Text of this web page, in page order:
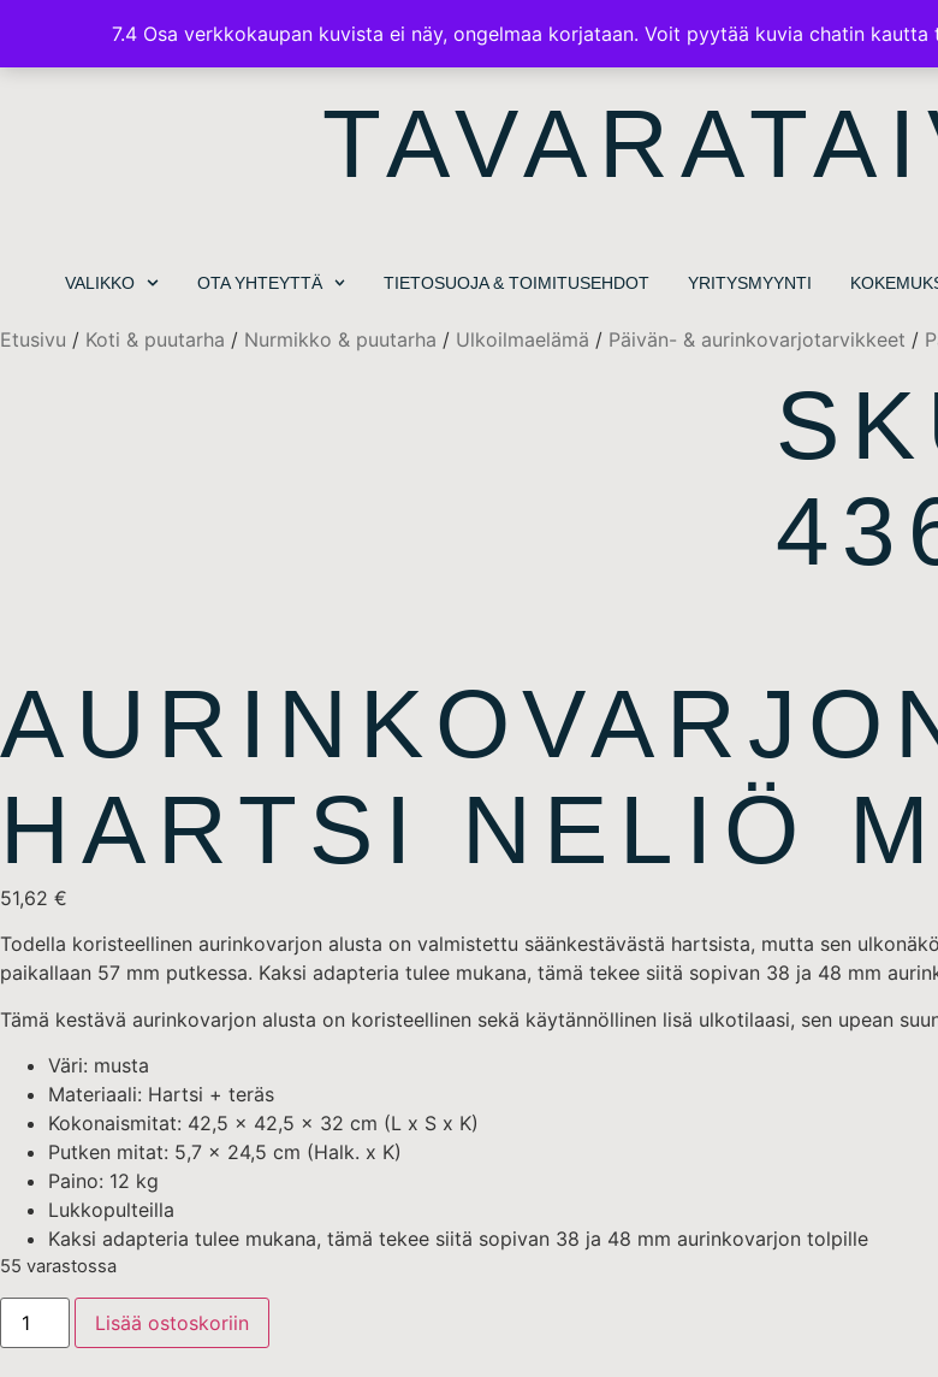
7.4 Osa verkkokaupan kuvista ei näy, ongelmaa korjataan. Voit pyytää kuvia chatin
ILMAINEN TOIMITUS 100€
VALIKKO OTA YHTEYTTÄ TIETOSUOJA & TOIMITUSEHDOT YRITYSMYYNTI
Etusivu / Koti & puutarha / Nurmikko & puutarha / Ulkoilmaelämä / Päivän- & aurinkovarjotarvikkeet /
HARTSI NELIÖ
51,62 €
Todella koristeellinen aurinkovarjon alusta on valmistettu säänkestävästä hartsista, mutta sen
paikallaan 57 mm putkessa. Kaksi adapteria tulee mukana, tämä tekee siitä sopivan 38 ja 48 mm
Tämä kestävä aurinkovarjon alusta on koristeellinen sekä käytännöllinen lisä ulkotilaasi, sen upean
Väri: musta
Materiaali: Hartsi + teräs
Kokonaismitat: 42,5 x 42,5 x 32 cm (L x S x K)
Putken mitat: 5,7 x 24,5 cm (Halk. x K)
Paino: 12 kg
Lukkopulteilla
Kaksi adapteria tulee mukana, tämä tekee siitä sopivan 38 ja 48 mm aurinkovarjon tolpille
55 varastossa
Lisää ostoskoriin